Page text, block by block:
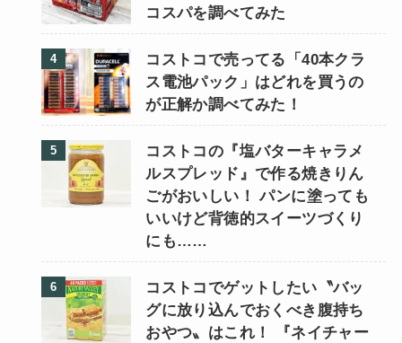
コスパを調べてみた
コストコで売ってる「40本クラ
ス電池パック」はどれを買うの
が正解か調べてみた！
コストコの『塩バターキャラメ
ルスプレッド』で作る焼きりん
ごがおいしい！ パンに塗っても
いいけど背徳的スイーツづくり
にも……
コストコでゲットしたい〝バッ
グに放り込んでおくべき腹持ち
おやつ〟はこれ！ 『ネイチャー